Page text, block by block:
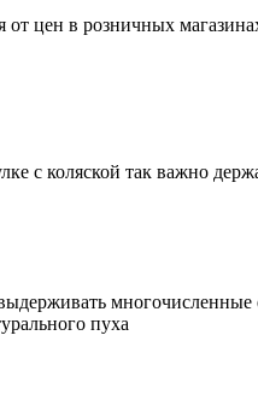
от цен в розничных
с коляской так важно
многочисленные
пуха